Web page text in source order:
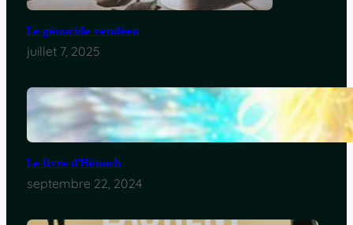
Le génocide vendéen
juillet 7, 2025
Le livre d’Hénoch
septembre 22, 2024